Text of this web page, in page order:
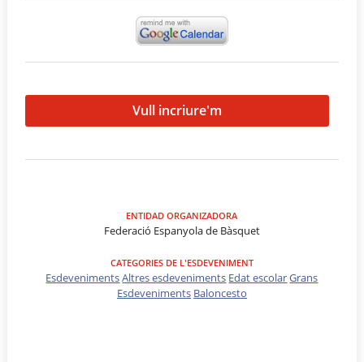
Vull incriure'm
ENTIDAD ORGANIZADORA
Federació Espanyola de Bàsquet
CATEGORIES DE L'ESDEVENIMENT
EsdevenimentsAltres esdeveniments Edat escolarGrans
Esdeveniments Baloncesto